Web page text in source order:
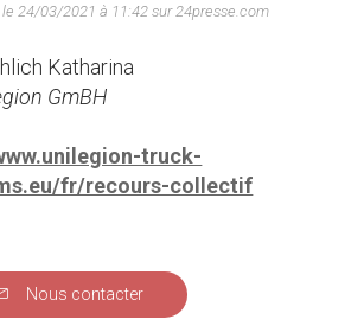
24/03/2021 à 11:42 sur 24presse.com
Katharina
GmBH
truck-
fr/recours-collectif
Nous contacter